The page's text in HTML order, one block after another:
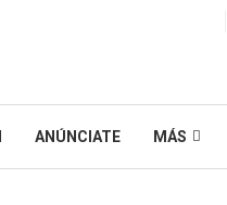
ANÚNCIATE MÁS